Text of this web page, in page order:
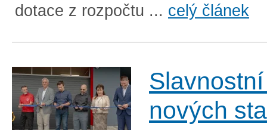
dotace z rozpočtu ... celý článek
nových